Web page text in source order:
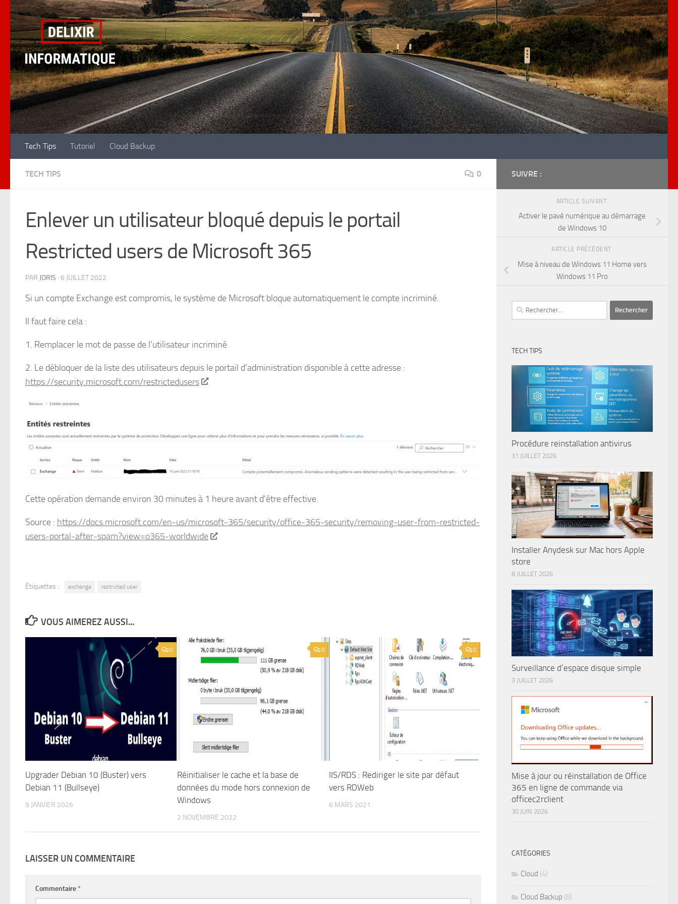
Skip to content
Tech Tips Tutoriel Cloud Backup
TECH TIPS 0
Enlever un utilisateur bloqué depuis le portail
Restricted users de Microsoft 365
PAR JORIS · 6 JUILLET 2022
Si un compte Exchange est compromis, le système de Microsoft bloque automatiquement le compte incriminé.
Il faut faire cela :
1. Remplacer le mot de passe de l’utilisateur incriminé
2. Le débloquer de la liste des utilisateurs depuis le portail d’administration disponible à cette adresse :
https://security.microsoft.com/restrictedusers
Cette opération demande environ 30 minutes à 1 heure avant d’être effective.
Source : https://docs.microsoft.com/en-us/microsoft-365/security/office-365-security/removing-user-from-restricted-
users-portal-after-spam?view=o365-worldwide
Étiquettes : exchange restricted user
VOUS AIMEREZ AUSSI...
0
Upgrader Debian 10 (Buster) vers
Debian 11 (Bullseye)
9 JANVIER 2026
0
Réinitialiser le cache et la base de
données du mode hors connexion de
Windows
2 NOVEMBRE 2022
0
IIS/RDS : Rediriger le site par défaut
vers RDWeb
6 MARS 2021
LAISSER UN COMMENTAIRE
Commentaire *
SUIVRE :
ARTICLE SUIVANT
Activer le pavé numérique au démarrage
de Windows 10
ARTICLE PRÉCÉDENT
Mise à niveau de Windows 11 Home vers
Windows 11 Pro
Rechercher :
TECH TIPS
Procédure reinstallation antivirus
31 JUILLET 2026
Installer Anydesk sur Mac hors Apple
store
8 JUILLET 2026
Surveillance d’espace disque simple
3 JUILLET 2026
Mise à jour ou réinstallation de Office
365 en ligne de commande via
officec2rclient
30 JUIN 2026
CATÉGORIES
Cloud (4)
Cloud Backup (8)